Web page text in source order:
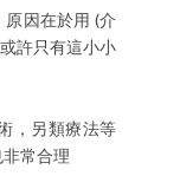
因在於用 (介
許只有這小小
，另類療法等
常合理